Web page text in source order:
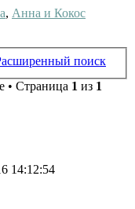
, Анна и Кокос
поиск
• Страница 1 из 1
14:12:54